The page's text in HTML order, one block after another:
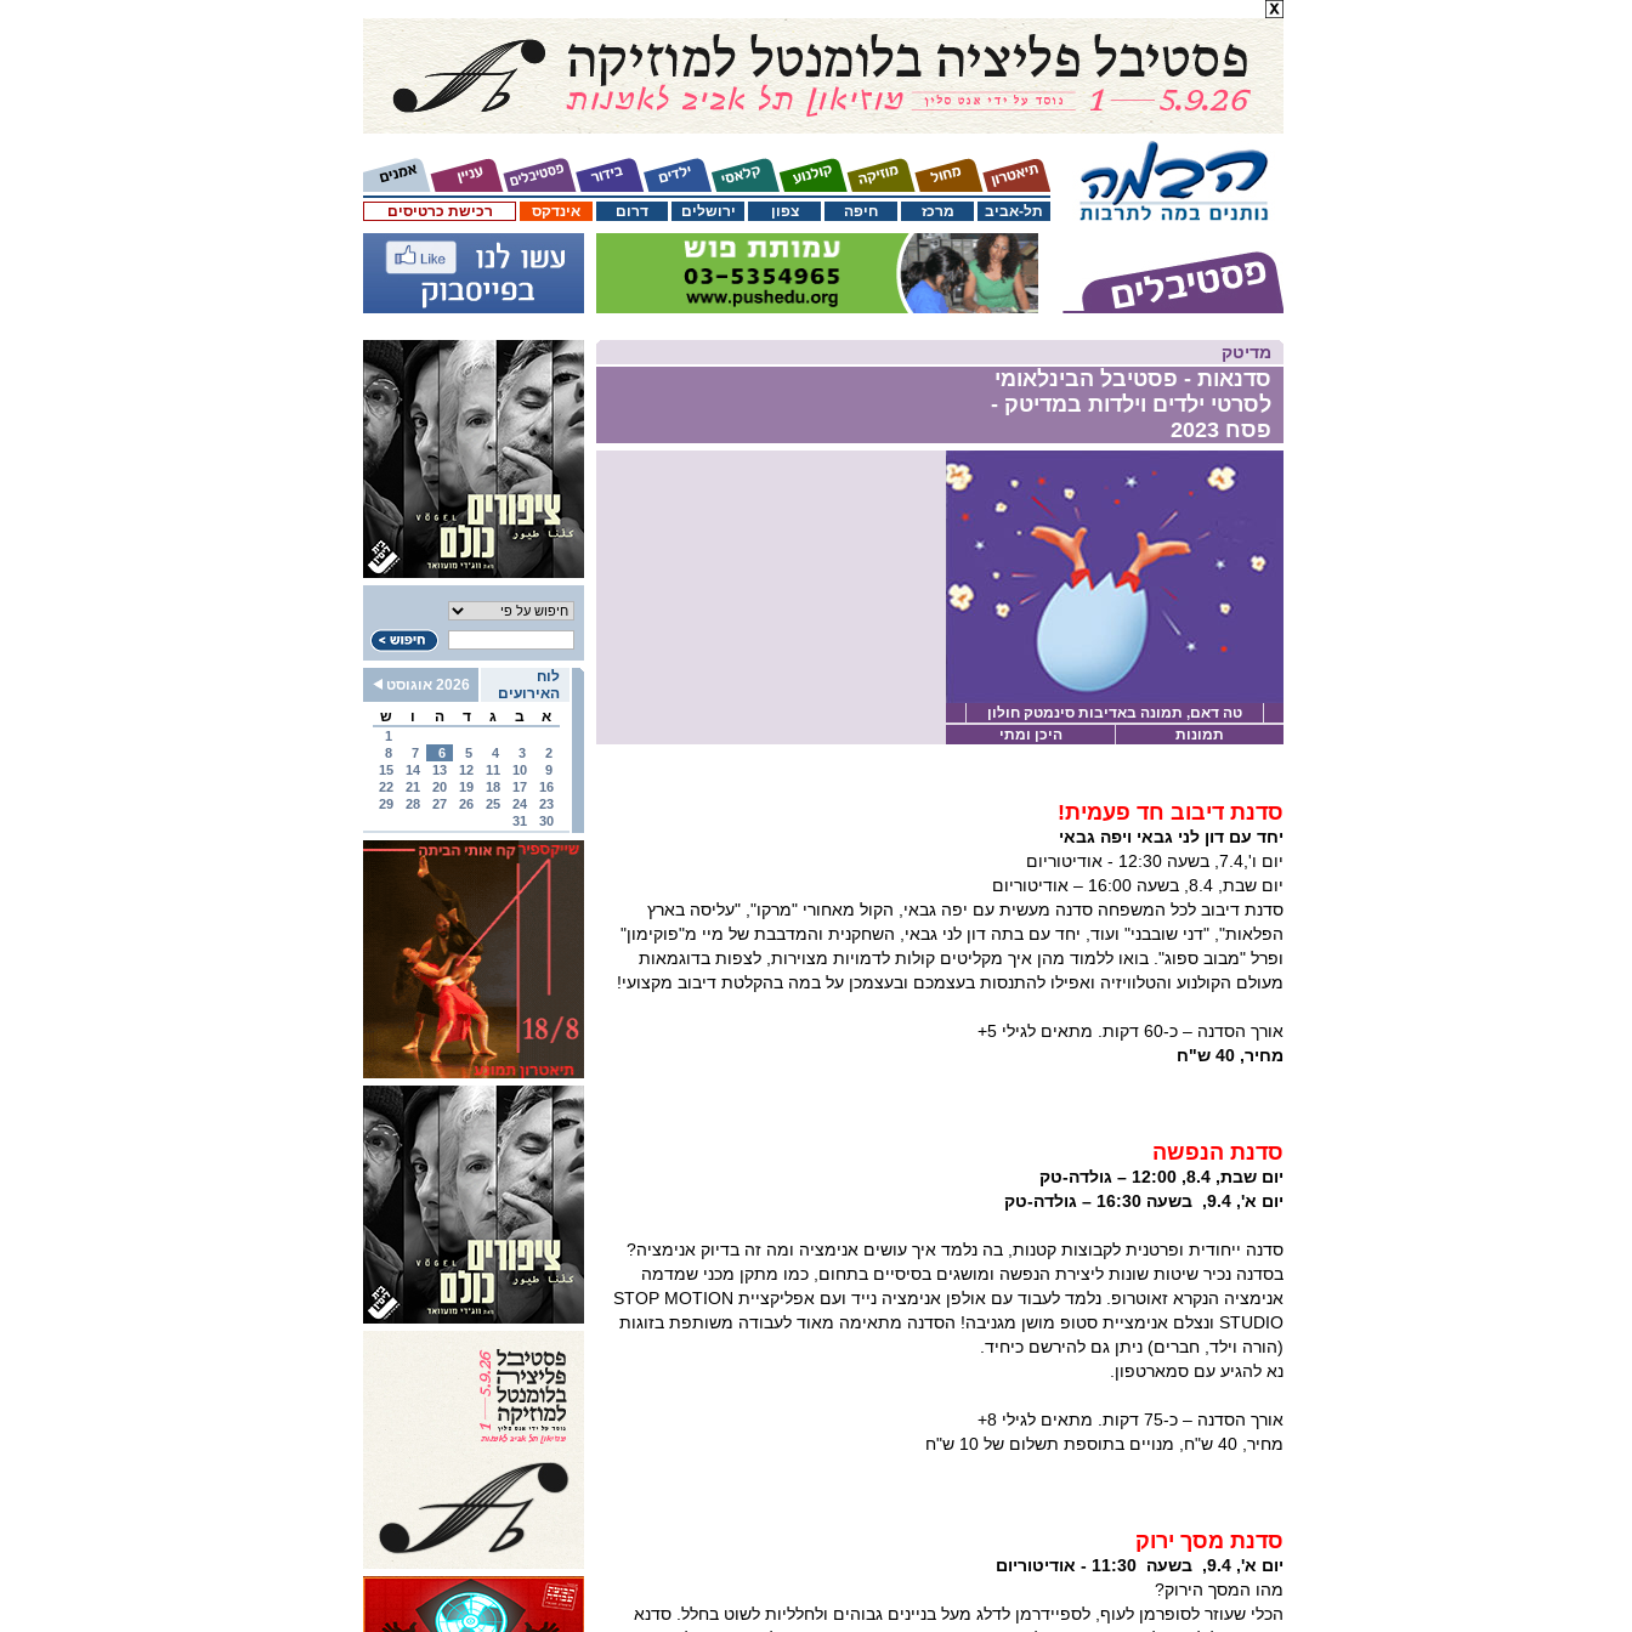
רכישת כרטיסים אינדקס דרום ירושלים צפון חיפה מרכז תל-אביב
לוח
האירועים
2026 אוגוסט
א
ב ג ד ה ו ש
1
2
3
4
5
6
7
8
9
10
11
12
13
14
15
16
17
18
19
20
21
22
23
24
25
26
27
28
29
30
31
מדיטק
סדנאות - פסטיבל הבינלאומי
לסרטי ילדים וילדות במדיטק -
פסח 2023
טה דאם, תמונה באדיבות סינמטק חולון
תמונות
היכן ומתי
סדנת דיבוב חד פעמית!
יחד עם דון לני גבאי ויפה גבאי
יום ו',7.4, בשעה 12:30 - אודיטוריום
יום שבת, 8.4, בשעה 16:00 – אודיטוריום
סדנת דיבוב לכל המשפחה סדנה מעשית עם יפה גבאי, הקול מאחורי "מרקו", "עליסה בארץ
הפלאות", "דני שובבני" ועוד, יחד עם בתה דון לני גבאי, השחקנית והמדבבת של מיי מ"פוקימון"
ופרל "מבוב ספוג". בואו ללמוד מהן איך מקליטים קולות לדמויות מצוירות, לצפות בדוגמאות
מעולם הקולנוע והטלוויזיה ואפילו להתנסות בעצמכם ובעצמכן על במה בהקלטת דיבוב מקצועי!
אורך הסדנה – כ-60 דקות. מתאים לגילי 5+
מחיר, 40 ש"ח
סדנת הנפשה
יום שבת, 8.4, 12:00 – גולדה-טק
יום א', 9.4, בשעה 16:30 – גולדה-טק
סדנה ייחודית ופרטנית לקבוצות קטנות, בה נלמד איך עושים אנימציה ומה זה בדיוק אנימציה?
בסדנה נכיר שיטות שונות ליצירת הנפשה ומושגים בסיסיים בתחום, כמו מתקן מכני שמדמה
אנימציה הנקרא זאוטרופ. נלמד לעבוד עם אולפן אנימציה נייד ועם אפליקציית STOP MOTION
STUDIO ונצלם אנימציית סטופ מושן מגניבה! הסדנה מתאימה מאוד לעבודה משותפת בזוגות
(הורה וילד, חברים) ניתן גם להירשם כיחיד.
נא להגיע עם סמארטפון.
אורך הסדנה – כ-75 דקות. מתאים לגילי 8+
מחיר, 40 ש"ח, מנויים בתוספת תשלום של 10 ש"ח
סדנת מסך ירוק
יום א', 9.4, בשעה 11:30 - אודיטוריום
מהו המסך הירוק?
הכלי שעוזר לסופרמן לעוף, לספיידרמן לדלג מעל בניינים גבוהים ולחלליות לשוט בחלל. סדנא